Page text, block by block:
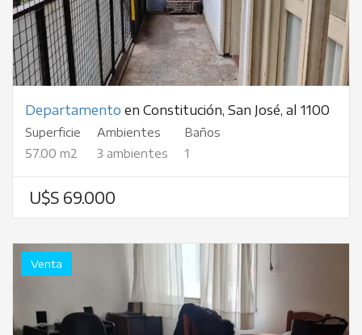
Departamento en Constitución, San José, al 1100
Superficie
57.00 m2
Ambientes
3 ambientes
Baños
1
U$S 69.000
Venta